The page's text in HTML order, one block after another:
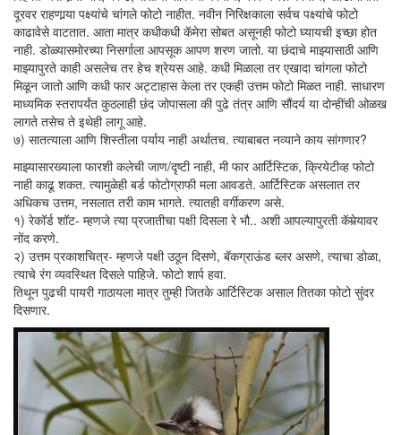
दूरवर राहणार्‍या पक्ष्यांचे चांगले फोटो नाहीत. नवीन निरिक्षकाला सर्वच पक्ष्यांचे फोटो
काढावेसे वाटतात. आता मात्र कधीकधी कॅमेरा सोबत असूनही फोटो घ्यायची इच्छा होत
नाही. डोळ्यासमोरच्या निसर्गाला आपसूक आपण शरण जातो. या छंदाचे माझ्यासाठी आणि
माझ्यापुरते काही असलेच तर हेच श्रेयस आहे. कधी मिळाला तर एखादा चांगला फोटो
मिळून जातो आणि कधी फार अट्टाहास केला तर एकही उत्तम फोटो मिळत नाही. साधारण
माध्यमिक स्तरापर्यंत कुठलाही छंद जोपासला की पुढे तंत्र आणि सौंदर्य या दोन्हींची ओळख
लागते तसेच ते इथेही लागू आहे.
७) सातत्याला आणि शिस्तीला पर्याय नाही अर्थातच. त्याबाबत नव्याने काय सांगणार?
माझ्यासारख्याला फारशी कलेची जाण/दृष्टी नाही, मी फार आर्टिस्टिक, क्रियेटीव्ह फोटो
नाही काढू शकत. त्यामुळेही बर्ड फोटोग्राफी मला आवडते. आर्टिस्टिक असलात तर
अधिकच उत्तम, नसलात तरी काम भागते. त्यातही वर्गीकरण असे.
१) रेकॉर्ड शॉट- म्हणजे त्या प्रजातीचा पक्षी दिसला रे भौ.. अशी आपल्यापुरती कॅमेर्‍यावर
नोंद करणे.
२) उत्तम प्रकाशचित्र- म्हणजे पक्षी उठून दिसणे, बॅकग्राऊंड ब्लर असणे, त्याचा डोळा,
त्याचे रंग व्यवस्थित दिसले पाहिजे. फोटो शार्प हवा.
तिथून पुढची पायरी गाठायला मात्र तुम्ही जितके आर्टिस्टिक असाल तितका फोटो सुंदर
दिसणार.